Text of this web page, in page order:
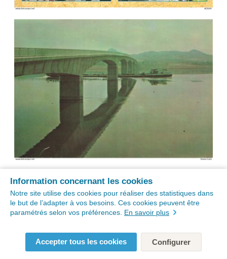
Information concernant les cookies
Notre site utilise des cookies pour réaliser des statistiques dans
le but de l’adapter à vos besoins. Ces cookies peuvent être
paramétrés selon vos préférences. En savoir plus
Accepter tous les cookies Configurer